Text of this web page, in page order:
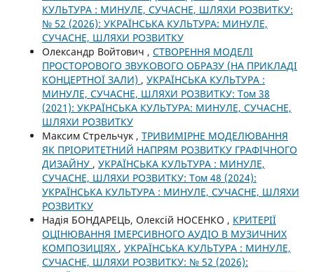
КУЛЬТУРА : МИНУЛЕ, СУЧАСНЕ, ШЛЯХИ РОЗВИТКУ:
№ 52 (2026): УКРАЇНСЬКА КУЛЬТУРА: МИНУЛЕ,
СУЧАСНЕ, ШЛЯХИ РОЗВИТКУ
Олександр Войтович , СТВОРЕННЯ МОДЕЛІ
ПРОСТОРОВОГО ЗВУКОВОГО ОБРАЗУ (НА ПРИКЛАДІ
КОНЦЕРТНОЇ ЗАЛИ) , УКРАЇНСЬКА КУЛЬТУРА :
МИНУЛЕ, СУЧАСНЕ, ШЛЯХИ РОЗВИТКУ: Том 38
(2021): УКРАЇНСЬКА КУЛЬТУРА: МИНУЛЕ, СУЧАСНЕ,
ШЛЯХИ РОЗВИТКУ
Максим Стрельчук , ТРИВИМІРНЕ МОДЕЛЮВАННЯ
ЯК ПРІОРИТЕТНИЙ НАПРЯМ РОЗВИТКУ ГРАФІЧНОГО
ДИЗАЙНУ , УКРАЇНСЬКА КУЛЬТУРА : МИНУЛЕ,
СУЧАСНЕ, ШЛЯХИ РОЗВИТКУ: Том 48 (2024):
УКРАЇНСЬКА КУЛЬТУРА : МИНУЛЕ, СУЧАСНЕ, ШЛЯХИ
РОЗВИТКУ
Надія БОНДАРЕЦЬ, Олексій НОСЕНКО , КРИТЕРІЇ
ОЦІНЮВАННЯ ІМЕРСИВНОГО АУДІО В МУЗИЧНИХ
КОМПОЗИЦІЯХ , УКРАЇНСЬКА КУЛЬТУРА : МИНУЛЕ,
СУЧАСНЕ, ШЛЯХИ РОЗВИТКУ: № 52 (2026):